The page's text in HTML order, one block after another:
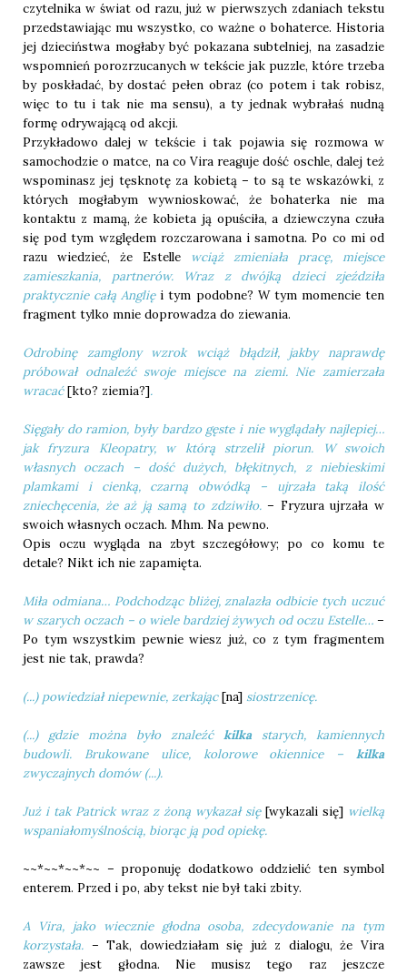
czytelnika w świat od razu, już w pierwszych zdaniach tekstu
przedstawiając mu wszystko, co ważne o bohaterce. Historia
jej dzieciństwa mogłaby być pokazana subtelniej, na zasadzie
wspomnień porozrzucanych w tekście jak puzzle, które trzeba
by poskładać, by dostać pełen obraz (co potem i tak robisz,
więc to tu i tak nie ma sensu), a ty jednak wybrałaś nudną
formę odrywającą od akcji.
Przykładowo dalej w tekście i tak pojawia się rozmowa w
samochodzie o matce, na co Vira reaguje dość oschle, dalej też
wspominasz jej tęsknotę za kobietą – to są te wskazówki, z
których mogłabym wywnioskować, że bohaterka nie ma
kontaktu z mamą, że kobieta ją opuściła, a dziewczyna czuła
się pod tym względem rozczarowana i samotna. Po co mi od
razu wiedzieć, że Estelle wciąż zmieniała pracę, miejsce
zamieszkania, partnerów. Wraz z dwójką dzieci zjeździła
praktycznie całą Anglię i tym podobne? W tym momencie ten
fragment tylko mnie doprowadza do ziewania.
Odrobinę zamglony wzrok wciąż błądził, jakby naprawdę
próbował odnaleźć swoje miejsce na ziemi. Nie zamierzała
wracać [kto? ziemia?].
Sięgały do ramion, były bardzo gęste i nie wyglądały najlepiej…
jak fryzura Kleopatry, w którą strzelił piorun. W swoich
własnych oczach – dość dużych, błękitnych, z niebieskimi
plamkami i cienką, czarną obwódką – ujrzała taką ilość
zniechęcenia, że aż ją samą to zdziwiło. – Fryzura ujrzała w
swoich własnych oczach. Mhm. Na pewno.
Opis oczu wygląda na zbyt szczegółowy; po co komu te
detale? Nikt ich nie zapamięta.
Miła odmiana… Podchodząc bliżej, znalazła odbicie tych uczuć
w szarych oczach – o wiele bardziej żywych od oczu Estelle… –
Po tym wszystkim pewnie wiesz już, co z tym fragmentem
jest nie tak, prawda?
(...) powiedział niepewnie, zerkając [na] siostrzenicę.
(...) gdzie można było znaleźć kilka starych, kamiennych
budowli. Brukowane ulice, kolorowe okiennice – kilka
zwyczajnych domów (...).
Już i tak Patrick wraz z żoną wykazał się[wykazali się] wielką
wspaniałomyślnością, biorąc ją pod opiekę.
~~*~~*~~*~~ – proponuję dodatkowo oddzielić ten symbol
enterem. Przed i po, aby tekst nie był taki zbity.
A Vira, jako wiecznie głodna osoba, zdecydowanie na tym
korzystała. – Tak, dowiedziałam się już z dialogu, że Vira
zawsze jest głodna. Nie musisz tego raz jeszcze